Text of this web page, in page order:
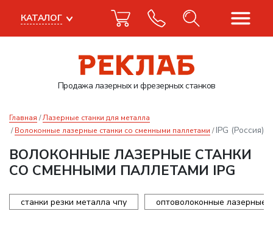
Продажа лазерныхи фрезерных станков
КАТАЛОГ
Главная
Лазерные станки для металла
Волоконные лазерные станки со сменными паллетами
IPG (Россия)
ВОЛОКОННЫЕ ЛАЗЕРНЫЕ СТАНКИ
СО СМЕННЫМИ ПАЛЛЕТАМИ IPG
станки резки металла чпу оптоволоконные лазерные